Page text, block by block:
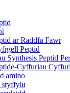
ar Raddfa Fawr
Peptid
Synthesis Peptid
Cyffuriau
amino
styffylu